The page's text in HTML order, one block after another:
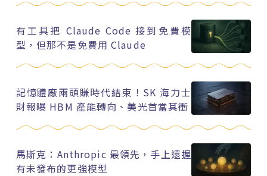
有工具把 Claude Code 接到免費模
型，但那不是免費用 Claude
記憶體廠兩頭賺時代結束！SK 海力士
財報曝 HBM 產能轉向、美光首當其衝
馬斯克：Anthropic 最領先，手上還握
有未發布的更強模型